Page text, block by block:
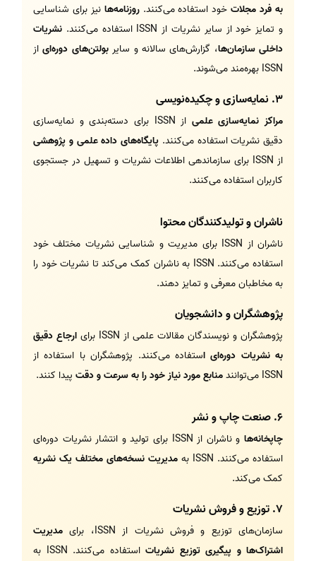
به فرد مجلات خود استفاده می‌کنند.روزنامه‌هانیز برای شناسایی
و تمایز خود از سایر نشریات از ISSN استفاده می‌کنند.
نشریات
داخلی سازمان‌ها، گزارش‌های سالانه و سایربولتن‌های دوره‌ایاز
ISSN بهره‌مند می‌شوند.
3. نمایه‌سازی و چکیده‌نویسی
مراکز نمایه‌سازی علمی
از ISSN برای دسته‌بندی و نمایه‌سازی
دقیق نشریات استفاده می‌کنند. پایگاه‌های داده علمی و پژوهشی
از ISSN برای سازماندهی اطلاعات نشریات و تسهیل در جستجوی
کاربران استفاده می‌کنند.
ناشران و تولیدکنندگان محتوا
ناشران از ISSN برای مدیریت و شناسایی نشریات مختلف خود
استفاده می‌کنند. ISSN به ناشران کمک می‌کند تا نشریات خود را
به مخاطبان معرفی و تمایز دهند.
پژوهشگران و دانشجویان
پژوهشگران و نویسندگان مقالات علمی از ISSN برای
ارجاع دقیق
به نشریات دوره‌ای استفاده می‌کنند. پژوهشگران با استفاده از
ISSN می‌توانند
منابع مورد نیاز خود را به سرعت و دقت پیدا کنند.
6. صنعت چاپ و نشر
چاپخانه‌ها
و ناشران از ISSN برای تولید و انتشار نشریات دوره‌ای
استفاده می‌کنند. ISSN به
مدیریت نسخه‌های مختلف یک نشریه
کمک می‌کند.
7. توزیع و فروش نشریات
سازمان‌های توزیع و فروش نشریات از ISSN، برای
مدیریت
اشتراک‌ها و پیگیری توزیع نشریات
استفاده می‌کنند. ISSN به